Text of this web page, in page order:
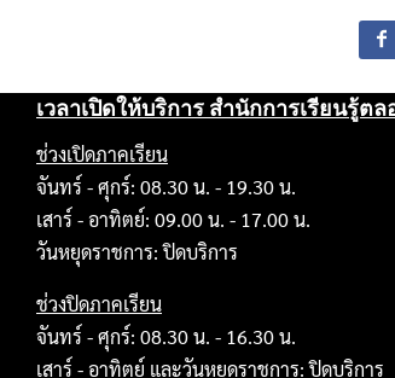
เวลาเปิดให้บริการ สำนักการเรียนรู้ต
ช่วงเปิดภาคเรียน
จันทร์ - ศุกร์: 08.30 น. - 19.30 น.
เสาร์ - อาทิตย์: 09.00 น. - 17.00 น.
วันหยุดราชการ: ปิดบริการ
ช่วงปิดภาคเรียน
จันทร์ - ศุกร์: 08.30 น. - 16.30 น.
เสาร์ - อาทิตย์ และวันหยุดราชการ: ปิดบริการ